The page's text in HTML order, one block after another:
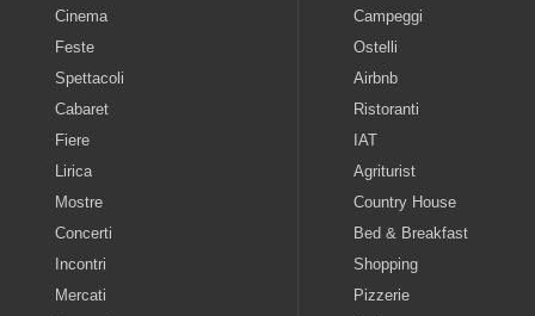
Cinema
Feste
Spettacoli
Cabaret
Fiere
Lirica
Mostre
Concerti
Incontri
Mercati
Campeggi
Ostelli
Airbnb
Ristoranti
IAT
Agriturist
Country House
Bed & Breakfast
Shopping
Pizzerie